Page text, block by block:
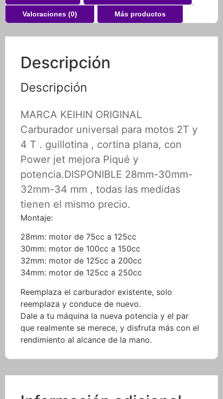
Valoraciones (0) Más productos
Descripción
Descripción
MARCA KEIHIN ORIGINAL
Carburador universal para motos 2T y
4 T . guillotina , cortina plana, con
Power jet mejora Piqué y
potencia.DISPONIBLE 28mm-30mm-
32mm-34 mm , todas las medidas
tienen el mismo precio.
Montaje:
28mm: motor de 75cc a 125cc
30mm: motor de 100cc a 150cc
32mm: motor de 125cc a 200cc
34mm: motor de 125cc a 250cc
Reemplaza el carburador existente, solo
reemplaza y conduce de nuevo.
Dale a tu máquina la nueva potencia y el par
que realmente se merece, y disfruta más con el
rendimiento al alcance de la mano.